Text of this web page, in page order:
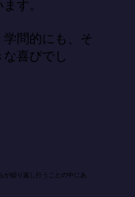
す。
問的にも、そ
喜びでし
が繰り返し行うことの中にあ